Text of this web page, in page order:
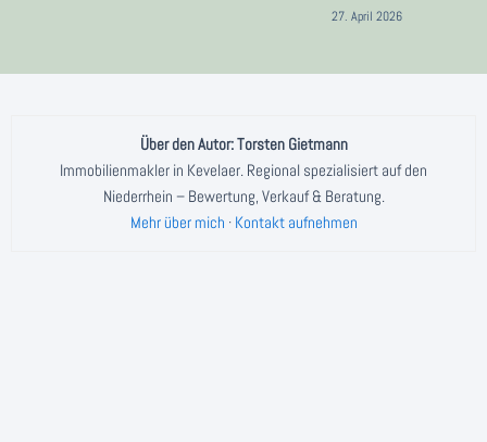
27. April 2026
Über den Autor: Torsten Gietmann
Immobilienmakler in Kevelaer. Regional spezialisiert auf den
Niederrhein – Bewertung, Verkauf & Beratung.
Mehr über mich · Kontakt aufnehmen